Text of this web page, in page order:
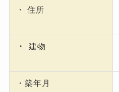
・ 住所
・ 建物
・築年月